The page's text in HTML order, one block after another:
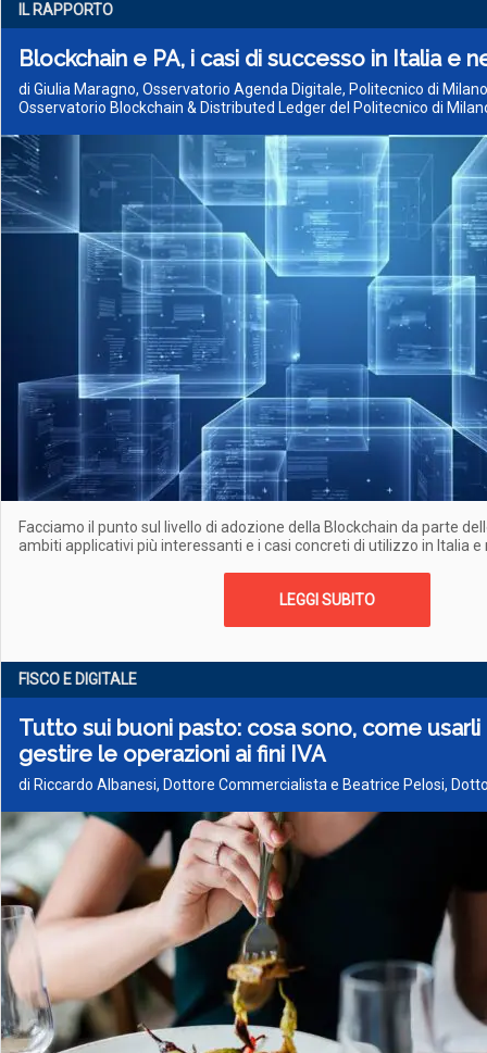
IL RAPPORTO
Blockchain e PA, i casi di successo in Italia e
di Giulia Maragno, Osservatorio Agenda Digitale, Politecnico di
Osservatorio Blockchain & Distributed Ledger del Politecnico di
Facciamo il punto sul livello di adozione della Blockchain da parte
ambiti applicativi più interessanti e i casi concreti di utilizzo in Italia e
LEGGI SUBITO
FISCO E DIGITALE
Tutto sui buoni pasto: cosa sono, come
gestire le operazioni ai fini IVA
di Riccardo Albanesi, Dottore Commercialista e Beatrice Pelosi,